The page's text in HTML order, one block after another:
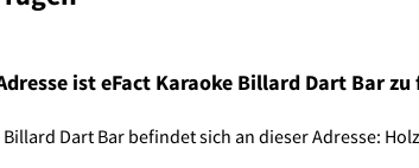
ist eFact Karaoke Billard Dart Bar zu
Dart Bar befindet sich an dieser Adresse: